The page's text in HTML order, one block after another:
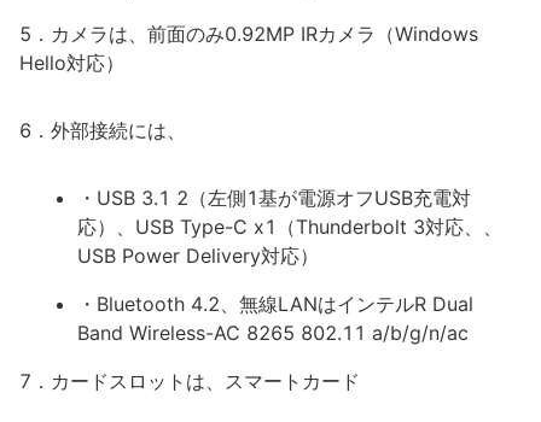
5．カメラは、前面のみ0.92MP IRカメラ（Windows
Hello対応）
6．外部接続には、
・USB 3.1 2（左側1基が電源オフUSB充電対
応）、USB Type-C x1（Thunderbolt 3対応、、
USB Power Delivery対応）
・Bluetooth 4.2、無線LANはインテルR Dual
Band Wireless-AC 8265 802.11 a/b/g/n/ac
7．カードスロットは、スマートカード